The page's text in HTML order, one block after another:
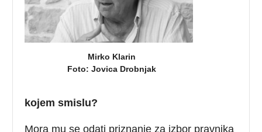
Mirko Klarin
Foto: Jovica Drobnjak
kojem smislu?
Mora mu se odati priznanje za izbor pravnika